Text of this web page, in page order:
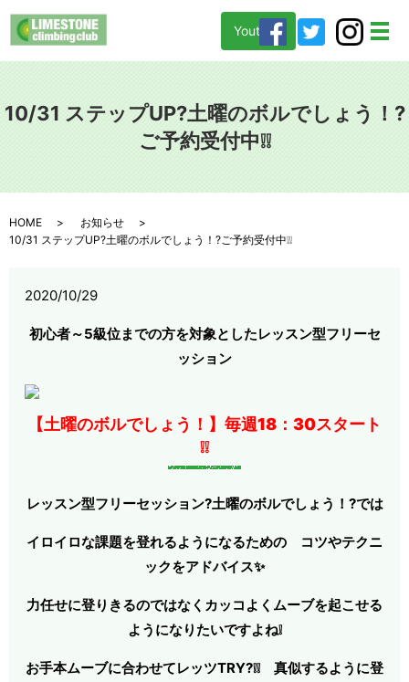
メ
Youtube
10/31 ステップUP?土曜のボルでしょう！?
ご予約受付中❕❕
HOME
お知らせ
10/31 ステップUP?土曜のボルでしょう！?ご予約受付中❕❕
2020/10/29
初心者～5級位までの方を対象としたレッスン型フリーセ
ッション
【土曜のボルでしょう！】毎週18：30スタート
❕❕
レッスン型フリーセッション?土曜のボルでしょう！?では
イロイロな課題を登れるようになるための
コツやテクニ
ックをア ドバイス✨
力任せに登りきるのではなくカッコよくムーブを起こせる
ようになりたいですよね❕
お手本ムーブに合わせてレッツTRY?❕❕ 真似するように登